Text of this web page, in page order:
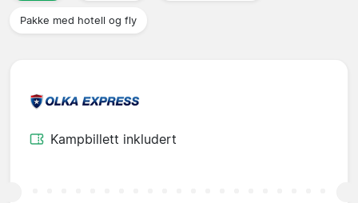
Pakke med hotell og fly
Kampbillett inkludert